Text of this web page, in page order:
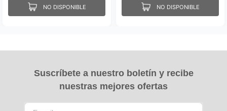
NO DISPONIBLE NO DISPONIBLE
Suscríbete a nuestro boletín y recibe
nuestras mejores ofertas